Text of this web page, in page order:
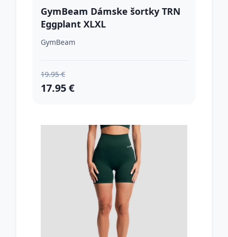
GymBeam Dámske šortky TRN
Eggplant XLXL
GymBeam
19.95 €
17.95 €